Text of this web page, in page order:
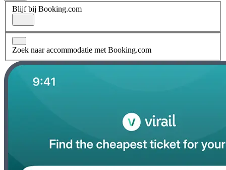
Blijf bij Booking.com
Zoek naar accommodatie met Booking.com